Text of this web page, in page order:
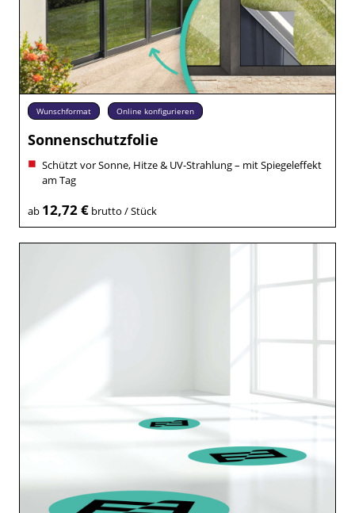
Wunschformat Online konfigurieren
Sonnenschutzfolie
Schützt vor Sonne, Hitze & UV-Strahlung – mit Spiegeleffekt
am Tag
ab 12,72 €brutto / Stück